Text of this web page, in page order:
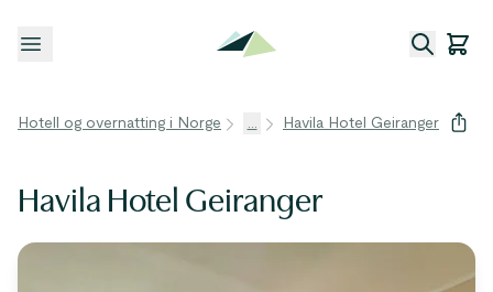
Åpne meny
Hotell og overnatting i Norge ... Havila Hotel Geiranger
Havila Hotel Geiranger